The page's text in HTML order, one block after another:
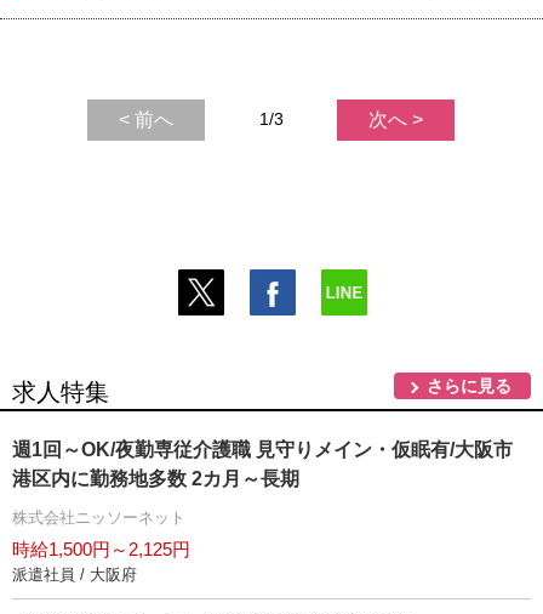
< 前へ 1/3 次へ >
求人特集 さらに見る
週1回～OK/夜勤専従介護職 見守りメイン・仮眠有/大阪市
港区内に勤務地多数 2カ月～長期
株式会社ニッソーネット
時給1,500円～2,125円
派遣社員 / 大阪府